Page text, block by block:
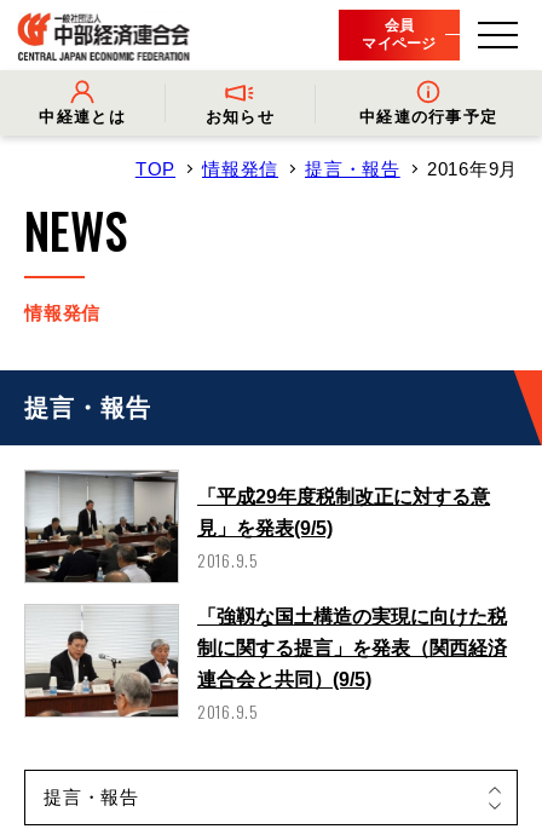
会員
マイページ
中経連とは
- 会長挨拶
- 役員名簿
- 会員一覧
お知らせ
- プレスリリース
- 会長コメント
- イベント・セミナー
中経連の行事予定
TOP 情報発信 提言・報告 2016年9月
NEWS
情報発信
提言・報告
「平成29年度税制改正に対する意
見」を発表(9/5)
2016.9.5
「強靱な国土構造の実現に向けた税
制に関する提言」を発表（関西経済
連合会と共同）(9/5)
2016.9.5